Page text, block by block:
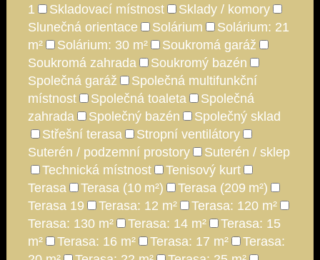
1
Skladovací místnost
Sklady / komory
Slunečná orientace
Solárium
Solárium: 21
m²
Solárium: 30 m²
Soukromá garáž
Soukromá zahrada
Soukromý bazén
Společná garáž
Společná multifunkční
místnost
Společná toaleta
Společná
zahrada
Společný bazén
Společný sklad
Střešní terasa
Stropní ventilátory
Suterén / podzemní prostory
Suterén / sklep
Technická místnost
Tenisový kurt
Terasa
Terasa (10 m²)
Terasa (209 m²)
Terasa 19
Terasa: 12 m²
Terasa: 120 m²
Terasa: 130 m²
Terasa: 14 m²
Terasa: 15
m²
Terasa: 16 m² Terasa: 17 m²
Terasa: